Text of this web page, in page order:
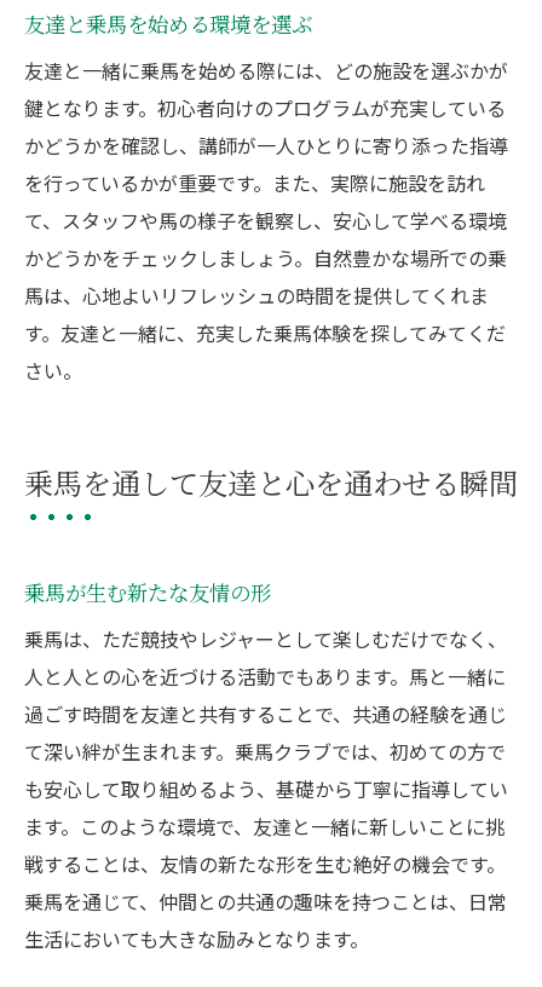
友達と乗馬を始める環境を選ぶ
友達と一緒に乗馬を始める際には、どの施設を選ぶかが
鍵となります。初心者向けのプログラムが充実している
かどうかを確認し、講師が一人ひとりに寄り添った指導
を行っているかが重要です。また、実際に施設を訪れ
て、スタッフや馬の様子を観察し、安心して学べる環境
かどうかをチェックしましょう。自然豊かな場所での乗
馬は、心地よいリフレッシュの時間を提供してくれま
す。友達と一緒に、充実した乗馬体験を探してみてくだ
さい。
乗馬を通して友達と心を通わせる瞬間
乗馬が生む新たな友情の形
乗馬は、ただ競技やレジャーとして楽しむだけでなく、
人と人との心を近づける活動でもあります。馬と一緒に
過ごす時間を友達と共有することで、共通の経験を通じ
て深い絆が生まれます。乗馬クラブでは、初めての方で
も安心して取り組めるよう、基礎から丁寧に指導してい
ます。このような環境で、友達と一緒に新しいことに挑
戦することは、友情の新たな形を生む絶好の機会です。
乗馬を通じて、仲間との共通の趣味を持つことは、日常
生活においても大きな励みとなります。